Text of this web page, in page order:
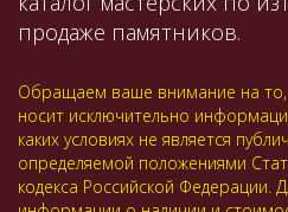
продаже памятников.
Обращаем ваше внимание на то,
носит исключительно
каких условиях не является
определяемой положениями
кодекса Российской Федерации.